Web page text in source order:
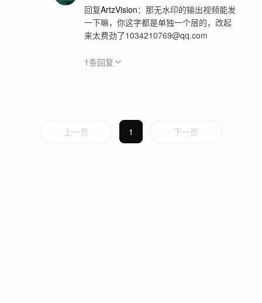
回复ArtzVision： 那无水印的输出视频能发
一下嘛，你这字都是单独一个层的，改起
来太费劲了1034210769@qq.com
1条回复
上一页 1 下一页